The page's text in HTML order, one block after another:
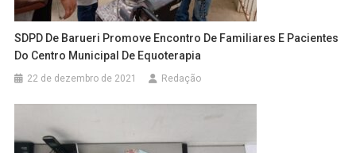
SDPD De Barueri Promove Encontro De Familiares E Pacientes
Do Centro Municipal De Equoterapia
22 de dezembro de 2021 Redação